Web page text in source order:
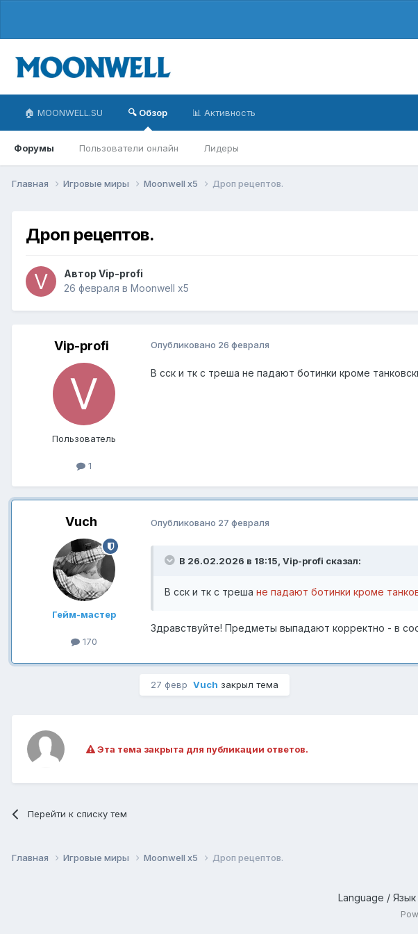
🏠 MOONWELL.SU 🔍 Обзор
Форумы Пользователи онлайн Лидеры
📊 Активность
Главная Игровые миры Moonwell x5 Дроп рецептов.
Дроп рецептов.
Автор Vip-profi
26 февраля в Moonwell x5
Vip-profi
Пользователь
1
Опубликовано 26 февраля
В сск и тк с треша не падают ботинки кроме
Vuch
Гейм-мастер
170
Опубликовано 27 февраля
В 26.02.2026 в 18:15, Vip-profi сказал:
В сск и тк с треша не падают ботинки кроме
Здравствуйте! Предметы выпадают корректно - в
27 февр Vuch закрыл тема
Эта тема закрыта для публикации ответов.
Перейти к списку тем
Главная Игровые миры Moonwell x5 Дроп рецептов.
Language / Язык